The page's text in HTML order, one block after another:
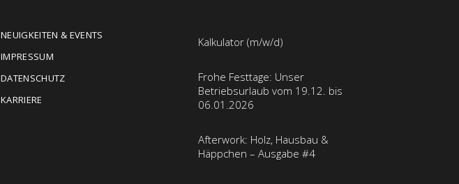
NEUIGKEITEN & EVENTS
IMPRESSUM
DATENSCHUTZ
KARRIERE
Kalkulator (m/w/d)
Frohe Festtage: Unser
Betriebsurlaub vom 19.12. bis
06.01.2026
Afterwork: Holz, Hausbau &
Häppchen – Ausgabe #4